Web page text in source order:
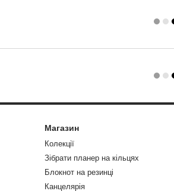
Магазин
Колекції
Зібрати планер на кільцях
Блокнот на резинці
Канцелярія